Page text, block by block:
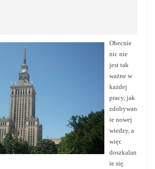
Obecnie
nic nie
jest tak
ważne w
każdej
pracy, jak
zdobywan
ie nowej
wiedzy, a
więc
doszkalan
ie się.